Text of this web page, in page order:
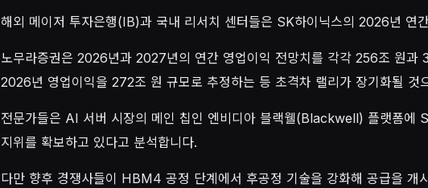
해외 메이저 투자은행(IB)과 국내 리서치 센터들은 SK하이닉스의 2026년 연
노무라증권은 2026년과 2027년의 연간 영업이익 전망치를 각각 256조 원과
2026년 영업이익을 272조 원 규모로 추정하는 등 초격차 랠리가 장기화될 것
전문가들은 AI 서버 시장의 메인 칩인 엔비디아 블랙웰(Blackwell) 플랫폼에
지위를 확보하고 있다고 분석합니다.
다만 향후 경쟁사들이 HBM4 공정 단계에서 후공정 기술을 강화해 공급을 개